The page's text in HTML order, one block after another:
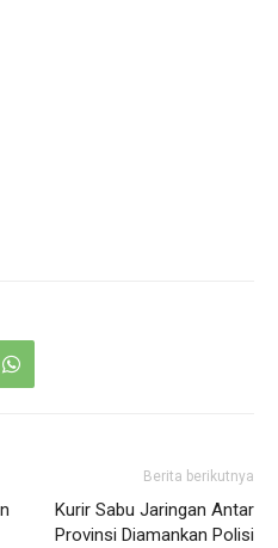
Berita berikutnya
Kurir Sabu Jaringan Antar
Provinsi Diamankan Polisi